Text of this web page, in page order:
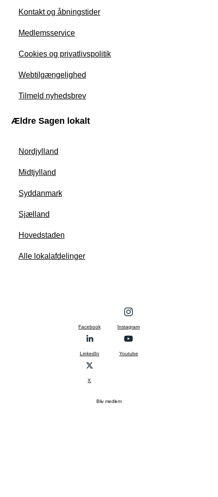
Kontakt og åbningstider
Medlemsservice
Cookies og privatlivspolitik
Webtilgængelighed
Tilmeld nyhedsbrev
Ældre Sagen lokalt
Nordjylland
Midtjylland
Syddanmark
Sjælland
Hovedstaden
Alle lokalafdelinger
Facebook Instagram
LinkedIn Youtube
X
Bliv medlem